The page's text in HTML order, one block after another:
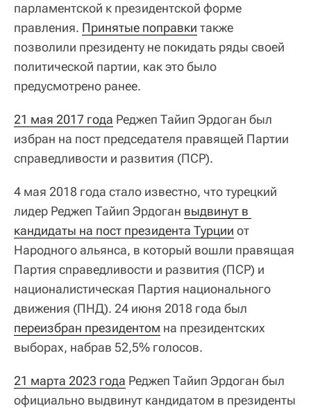
парламентской к президентской форме
правления. Принятые поправки также
позволили президенту не покидать ряды своей
политической партии, как это было
предусмотрено ранее.
21 мая 2017 года Реджеп Тайип Эрдоган был
избран на пост председателя правящей Партии
справедливости и развития (ПСР).
4 мая 2018 года стало известно, что турецкий
лидер Реджеп Тайип Эрдоган выдвинут в
кандидаты на пост президента Турции от
Народного альянса, в который вошли правящая
Партия справедливости и развития (ПСР) и
националистическая Партия национального
движения (ПНД). 24 июня 2018 года был
переизбран президентом на президентских
выборах, набрав 52,5% голосов.
21 марта 2023 года Реджеп Тайип Эрдоган был
официально выдвинут кандидатом в президенты